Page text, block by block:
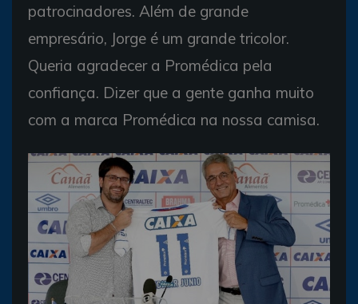
patrocinadores. Além de grande
empresário, Jorge é um grande tricolor.
Queria agradecer a Promédica pela
confiança. Dizer que a gente ganha muito
com a marca Promédica na nossa camisa.